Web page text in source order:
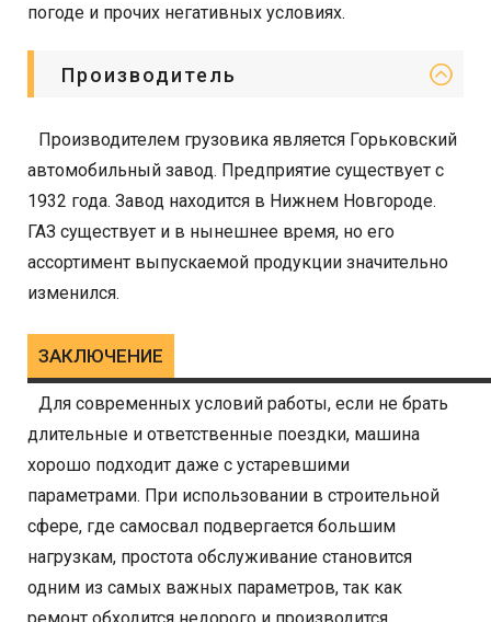
погоде и прочих негативных условиях.
Производитель
Производителем грузовика является Горьковский
автомобильный завод. Предприятие существует с
1932 года. Завод находится в Нижнем Новгороде.
ГАЗ существует и в нынешнее время, но его
ассортимент выпускаемой продукции значительно
изменился.
ЗАКЛЮЧЕНИЕ
Для современных условий работы, если не брать
длительные и ответственные поездки, машина
хорошо подходит даже с устаревшими
параметрами. При использовании в строительной
сфере, где самосвал подвергается большим
нагрузкам, простота обслуживание становится
одним из самых важных параметров, так как